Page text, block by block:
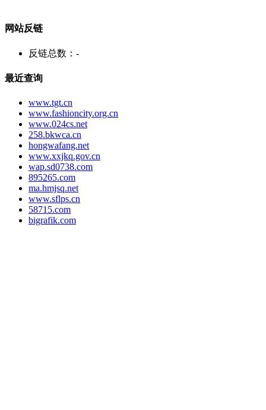
网站反链
反链总数： -
最近查询
www.tgt.cn
www.fashioncity.org.cn
www.024cs.net
258.bkwca.cn
hongwafang.net
www.xxjkq.gov.cn
wap.sd0738.com
895265.com
ma.hmjsq.net
www.sflps.cn
58715.com
bigrafik.com